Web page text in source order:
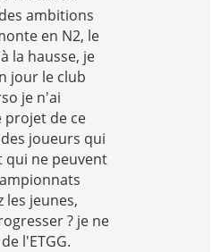
ambitions
en N2, le
la hausse, je
jour le club
je n'ai
projet de ce
joueurs qui
ne peuvent
les jeunes,
? je ne
l'ETGG.